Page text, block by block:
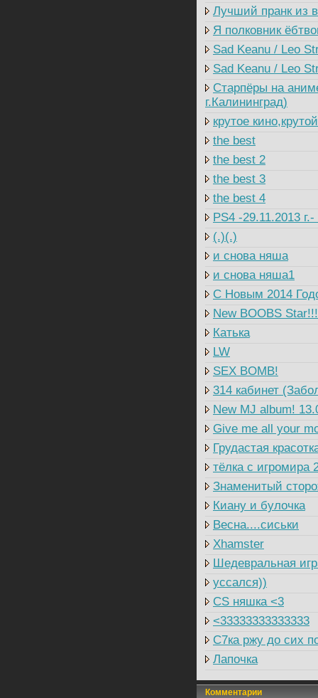
Лучший пранк из
Я полковник
Sad Keanu / Leo
Sad Keanu / Leo
Старпёры на
г.Калининград)
крутое
the best
the best 2
the best 3
the best 4
PS4 -29.11.2013
(.)(.)
и снова няша
и снова няша1
C Новым 2014
New BOOBS
Катька
LW
SEX BOMB!
314 кабинет
New MJ album!
Give me all your
Грудастая
тёлка с игромира
Знаменитый
Киану и булочка
Весна....сиськи
Xhamster
Шедевральная
уссался))
CS няшка <3
<33333333333333
C7ка ржу до сих
Лапочка
Комментарии